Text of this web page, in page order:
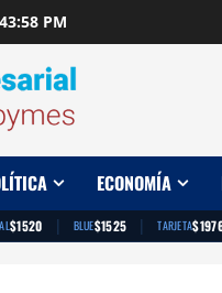
PM
ECONOMÍA
$1520 | BLUE$1525 | TARJETA